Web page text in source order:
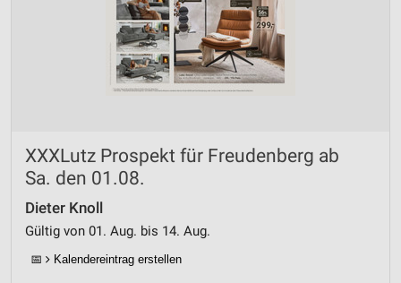
XXXLutz Prospekt für Freudenberg ab
Sa. den 01.08.
Dieter Knoll
Gültig von 01. Aug. bis 14. Aug.
📅 Kalendereintrag erstellen